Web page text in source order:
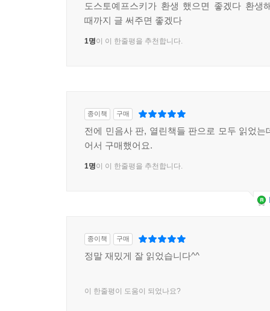
도스토예프스키가 환생 했으면 좋겠다 환생
때까지 글 써주면 좋겠다
1명이 이 한줄평을 추천합니다.
종이책 구매
전에 민음사 판, 열린책들 판으로 모두 읽었는
어서 구매했어요.
1명이 이 한줄평을 추천합니다.
종이책 구매
정말 재밌게 잘 읽었습니다^^
이 한줄평이 도움이 되었나요?